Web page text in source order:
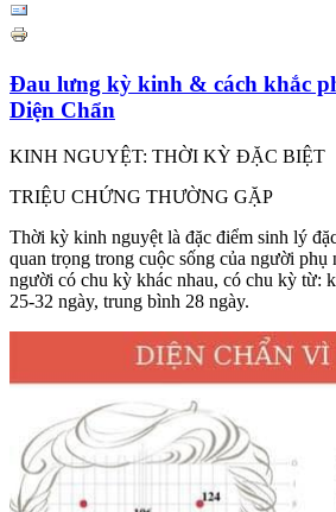
Đau lưng kỳ kinh & cách khắc
Diện Chẩn
KINH NGUYỆT: THỜI KỲ ĐẶC BIỆT
TRIỆU CHỨNG THƯỜNG GẶP
Thời kỳ kinh nguyệt là đặc điểm sinh lý
quan trọng trong cuộc sống của người phụ
người có chu kỳ khác nhau, có chu kỳ từ:
25-32 ngày, trung bình 28 ngày.